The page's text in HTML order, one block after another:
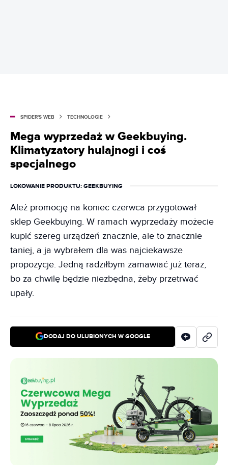
SPIDER'S WEB TECHNOLOGIE
Mega wyprzedaż w Geekbuying.
Klimatyzatory hulajnogi i coś
specjalnego
LOKOWANIE PRODUKTU: GEEKBUYING
Ależ promocję na koniec czerwca przygotował
sklep Geekbuying. W ramach wyprzedaży możecie
kupić szereg urządzeń znacznie, ale to znacznie
taniej, a ja wybrałem dla was najciekawsze
propozycje. Jedną radziłbym zamawiać już teraz,
bo za chwilę będzie niezbędna, żeby przetrwać
upały.
DODAJ DO ULUBIONYCH W GOOGLE